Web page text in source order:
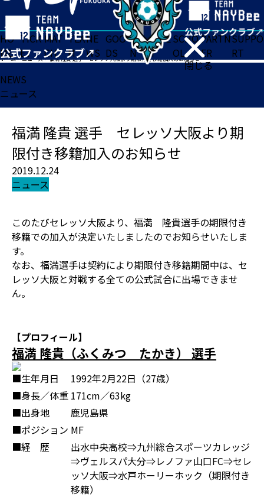
閉じる
HO
ME
TICK
ET
MAT
CH
TEA
M
NE
WS
GOO
DS
FA
N
ACADE
MY
SCHO
OL
PARTN
ER
SUPPO
RT
ホーム>ニュース>福満 隆貴 選手 セレッソ大阪より期限付き移籍加入のお知らせ
NEWS
ニュース
福満 隆貴 選手 セレッソ大阪より期
限付き移籍加入のお知らせ
2019.12.24
ニュース
このたびセレッソ大阪より、福満 隆貴選手の期限付き
移籍での加入が決定いたしましたのでお知らせいたしま
す。
なお、福満選手は契約により期限付き移籍期間中は、セ
レッソ大阪と対戦する全ての公式試合に出場できませ
ん。
【プロフィール】
福満 隆貴（ふくみつ たかき） 選手
■生年月日
1992年2月22日（27歳）
■身長／体重 171cm／63kg
■出身地
鹿児島県
■ポジション MF
■経 歴
出水中央高校⇒九州総合スポーツカレッジ
⇒ヴェルスパ大分⇒レノファ山口FC⇒セレ
ッソ大阪⇒水戸ホーリーホック（期限付き
移籍）